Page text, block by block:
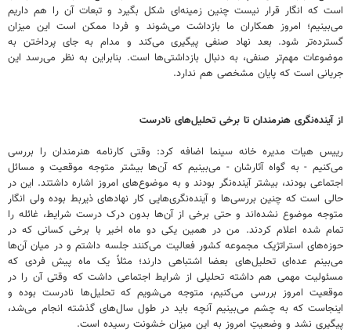
است که انگار قرار نیست چنین زمینه‌ای شکل بگیرد و تبعات آن را هم داریم
می‌بینیم؛ امروز همکاران ما بازداشت می‌شوند و فردا ممکن است این میزان
گسترده‌تر شود. بعد نهاد صنفی پیگیری می‌کند و مدام به جای پرداختن به
موضوعات مهم‌تر صنفی، به دنبال بازداشتی‌ها است. بنابراین به نظر می‌رسد این
جریانی است که پایان مشخصی هم ندارد.
از آینده‌نگری هنرمندان تا برخی تحلیل‌های نادرست
رییس هیات مدیره خانه سینما اضافه کرد:‌ وقتی کارنامه هنرمندان را بررسی
می‌کنیم - به گواه آثارشان - می‌بینیم که آن‌ها بیشتر متوجه موقعیت و مسائل
اجتماعی بودند، بیشتر آینده‌نگر بودند و به موضوع‌های امروز اشاره داشتند. این در
حالی است که چنین بررسی‌ها و آینده‌نگری‌هایی کار نهادهای ذیربط بوده ولی انگار
متوجه موضوع نشده‌اند و حتی برخی از آن‌ها بدون درک درست شرایط، غائله را
تمام شده اعلام کردند. من در همین یکی دو ماه اخیر با برخی کسانی که در
حوزه‌های استراتژیک مجموعه کشور فعالیت می‌کنند جلسه داشتم و در میان آن‌ها
می‌بینم عده‌ای تحلیل‌های بعضا اشتباهی دارند؛ مثلاً یک ماه پیش فردی که
مسئولیت مهمی هم داشته تحلیلی از شرایط اجتماعی داشت که وقتی آن را در
موقعیت امروز بررسی می‌کنیم، متوجه می‌شویم که تحلیل‌ها نادرست بوده و
اینجاست که به چشم می‌بینیم آنچه باید در طول سال‌های گذشته انجام می‌شد،
پیگیری نشد و وضعیتِ امروز به این میزان خشونت رسیده است.